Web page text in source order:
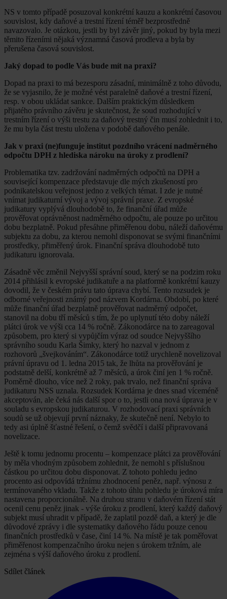
NS v tomto případě posuzoval konkrétní kauzu a konkrétní časovou
souvislost, kdy daňové a trestní řízení téměř bezprostředně
navazovalo. Je otázkou, jestli by byl závěr jiný, pokud by byla mezi
těmito řízeními nějaká významná časová prodleva a byla by
přerušena časová souvislost.
Jaký dopad to podle Vás bude mít na praxi?
Dopad na praxi to má bezesporu zásadní, minimálně z toho důvodu,
že se vyjasnilo, že je možné vést paralelně daňové a trestní řízení,
resp. v obou ukládat sankce. Dalším praktickým důsledkem
přijatého právního závěru je skutečnost, že soud rozhodující v
trestním řízení o výši trestu za daňový trestný čin musí zohlednit i to,
že mu byla část trestu uložena v podobě daňového penále.
Jak v praxi (ne)funguje institut pozdního vrácení nadměrného
odpočtu DPH z hlediska nároku na úroky z prodlení?
Problematika tzv. zadržování nadměrných odpočtů na DPH a
související kompenzace představuje dle mých zkušeností pro
podnikatelskou veřejnost jedno z velkých témat. I zde je nutné
vnímat judikaturní vývoj a vývoj správní praxe. Z evropské
judikatury vyplývá dlouhodobě to, že finanční úřad může
prověřovat oprávněnost nadměrného odpočtu, ale pouze po určitou
dobu bezplatně. Pokud přesáhne přiměřenou dobu, náleží daňovému
subjektu za dobu, za kterou nemohl disponovat se svými finančními
prostředky, přiměřený úrok. Finanční správa dlouhodobě tuto
judikaturu ignorovala.
Zásadně věc změnil Nejvyšší správní soud, který se na podzim roku
2014 přihlásil k evropské judikatuře a na platformě konkrétní kauzy
dovodil, že v českém právu tato úprava chybí. Tento rozsudek je
odborné veřejnosti známý pod názvem Kordárna. Období, po které
může finanční úřad bezplatně prověřovat nadměrný odpočet,
stanovil na dobu tří měsíců s tím, že po uplynutí této doby náleží
plátci úrok ve výši cca 14 % ročně. Zákonodárce na to zareagoval
způsobem, pro který si vypůjčím výraz od soudce Nejvyššího
správního soudu Karla Šimky, který ho nazval v jednom z
rozhovorů „švejkováním“. Zákonodárce totiž urychleně novelizoval
právní úpravu od 1. ledna 2015 tak, že lhůta na prověřování je
podstatně delší, konkrétně až 7 měsíců, a úrok činí jen 1 % ročně.
Poměrně dlouho, více než 2 roky, pak trvalo, než finanční správa
judikaturu NSS uznala. Rozsudek Kordárna je dnes snad víceméně
akceptován, ale čeká nás další spor o to, jestli ona nová úprava je v
souladu s evropskou judikaturou. V rozhodovací praxi správních
soudů se už objevují první náznaky, že skutečně není. Nebylo to
tedy asi úplně šťastné řešení, o čemž svědčí i další připravovaná
novelizace.
Ještě k tomu jednomu procentu – kompenzace plátci za prověřování
by měla vhodným způsobem zohlednit, že nemohl s příslušnou
částkou po určitou dobu disponovat. Z tohoto pohledu jedno
procento asi odpovídá tržnímu zhodnocení peněz, např. výnosu z
termínovaného vkladu. Takže z tohoto úhlu pohledu je úroková míra
nastavena proporcionálně. Na druhou stranu v daňovém řízení stát
ocenil cenu peněz jinak - výše úroku z prodlení, který každý daňový
subjekt musí uhradit v případě, že zaplatil pozdě daň, a který je dle
důvodové zprávy i dle systematiky daňového řádu pouze cenou
finančních prostředků v čase, činí 14 %. Na místě je tak poměřovat
přiměřenost kompenzačního úroku nejen s úrokem tržním, ale
zejména s výší daňového úroku z prodlení.
Sdílet článek